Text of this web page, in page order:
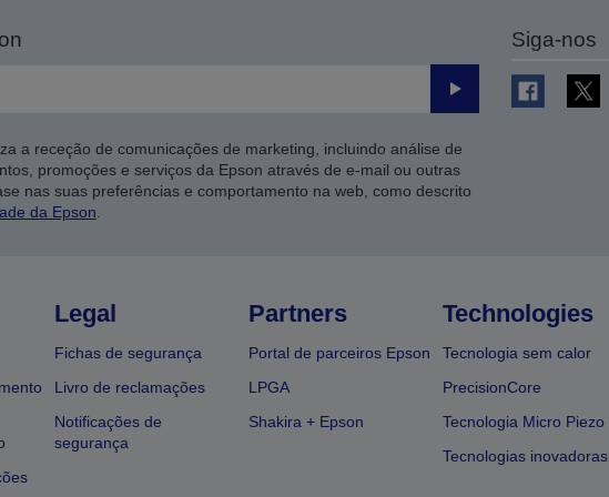
Enviar
a receção de comunicações de marketing, incluindo análise de
promoções e serviços da Epson através de e-mail ou outras
nas suas preferências e comportamento na web, como descrito
da Epson
Siga-nos
Legal
Fichas de segurança
Livro de reclamações
Notificações de
segurança
Partners
Portal de parceiros Epson
LPGA
Shakira + Epson
Technologies
Tecnologia sem calor
PrecisionCore
Tecnologia Micro Piezo
Tecnologias inovadoras